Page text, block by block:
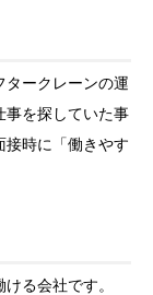
タークレーンの運
事を探していた事
接時に「働きやす
る会社です。